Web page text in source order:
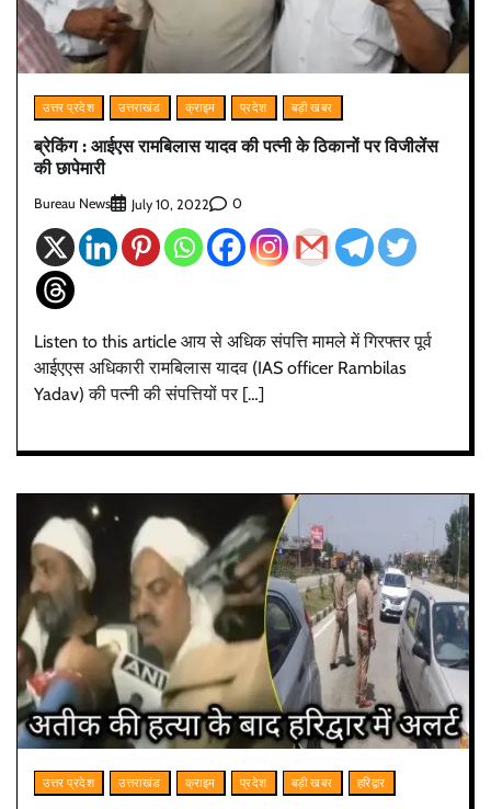
उत्तर प्रदेश उत्तराखंड क्राइम प्रदेश बड़ी खबर
ब्रेकिंग : आईएस रामबिलास यादव की पत्नी के ठिकानों पर विजीलेंस
की छापेमारी
Bureau News July 10, 2022 0
Listen to this article आय से अधिक संपत्ति मामले में गिरफ्तर पूर्व
आईएएस अधिकारी रामबिलास यादव (IAS officer Rambilas
Yadav) की पत्नी की संपत्तियों पर […]
उत्तर प्रदेश उत्तराखंड क्राइम प्रदेश बड़ी खबर हरिद्वार